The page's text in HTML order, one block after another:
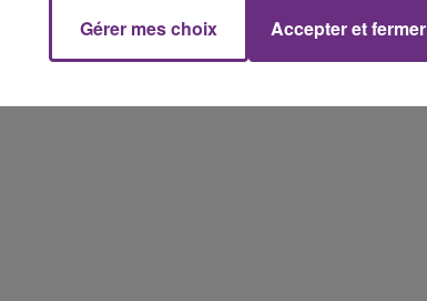
La Radio Pop
Gérer mes choix Accepter et fermer